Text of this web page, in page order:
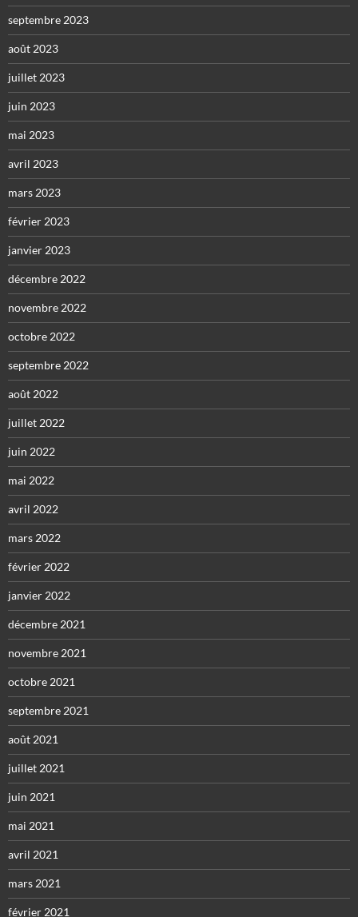
septembre 2023
août 2023
juillet 2023
juin 2023
mai 2023
avril 2023
mars 2023
février 2023
janvier 2023
décembre 2022
novembre 2022
octobre 2022
septembre 2022
août 2022
juillet 2022
juin 2022
mai 2022
avril 2022
mars 2022
février 2022
janvier 2022
décembre 2021
novembre 2021
octobre 2021
septembre 2021
août 2021
juillet 2021
juin 2021
mai 2021
avril 2021
mars 2021
février 2021